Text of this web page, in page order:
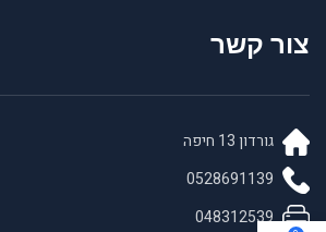
צור קשר
גורדון 13 חיפה
0528691139
048312539